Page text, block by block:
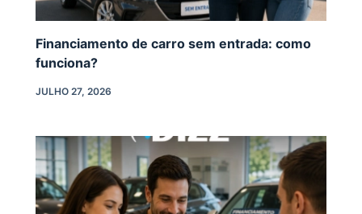
Financiamento de carro sem entrada: como
funciona?
JULHO 27, 2026